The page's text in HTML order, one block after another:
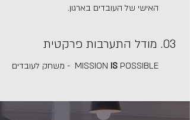
האישי של העובדים בארגון.
03. מודל התערבות פרקטית
MISSION IS POSSIBLE - משחק לעובדים